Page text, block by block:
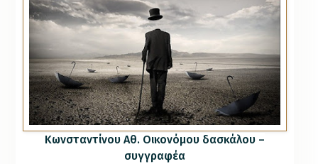
Κωνσταντίνου Αθ. Οικονόμου δασκάλου –
συγγραφέα